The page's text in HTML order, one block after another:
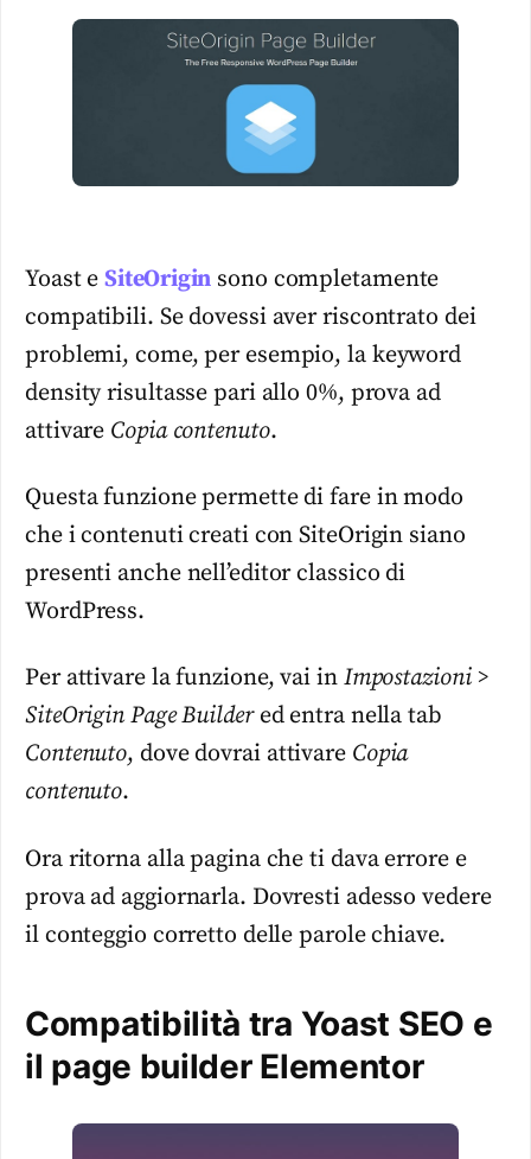
Yoast eSiteOrigin sono completamente
compatibili. Se dovessi aver riscontrato dei
problemi, come, per esempio, la keyword
density risultasse pari allo 0%, prova ad
attivare Copia contenuto.
Questa funzione permette di fare in modo
che i contenuti creati con SiteOrigin siano
presenti anche nell’editor classico di
WordPress.
Per attivare la funzione, vai in Impostazioni >
SiteOrigin Page Buildered entra nella tab
Contenuto, dove dovrai attivare Copia
contenuto.
Ora ritorna alla pagina che ti dava errore e
prova ad aggiornarla. Dovresti adesso vedere
il conteggio corretto delle parole chiave.
Compatibilità tra Yoast SEO e
il page builder Elementor